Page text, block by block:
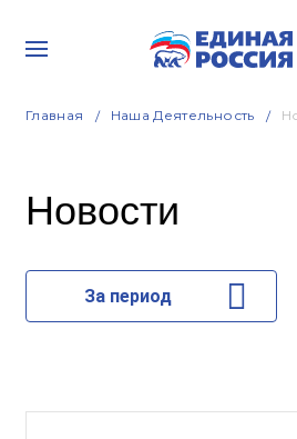
Главная Наша Деятельность
Новости
За период